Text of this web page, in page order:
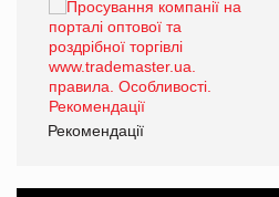
Рекомендації